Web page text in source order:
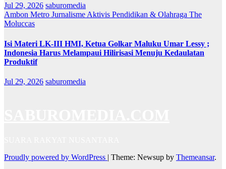
Jul 29, 2026 saburomedia
Ambon Metro Jurnalisme Aktivis Pendidikan & Olahraga The
Moluccas
Isi Materi LK-III HMI, Ketua Golkar Maluku Umar Lessy ;
Indonesia Harus Melampaui Hilirisasi Menuju Kedaulatan
Produktif
Jul 29, 2026 saburomedia
Proudly powered by WordPress | Theme: Newsup by Themeansar.